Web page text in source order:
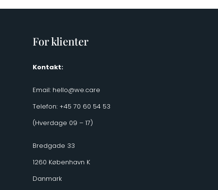
For klienter
Kontakt:
Email: hello@we.care
Telefon: +45 70 60 54 53
(Hverdage 09 – 17)
Bredgade 33
1260 København K
Danmark